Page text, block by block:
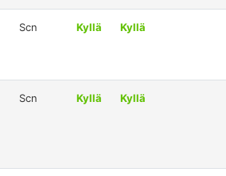
Scn Kyllä Kyllä
Scn Kyllä Kyllä